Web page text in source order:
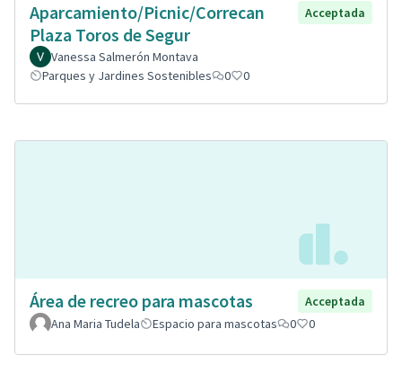
Aparcamiento/Picnic/Correcan
Plaza Toros de Segur
Acceptada
Vanessa Salmerón Montava
Parques y Jardines Sostenibles
0 0
Área de recreo para mascotas
Acceptada
Ana Maria Tudela
Espacio para mascotas 0 0